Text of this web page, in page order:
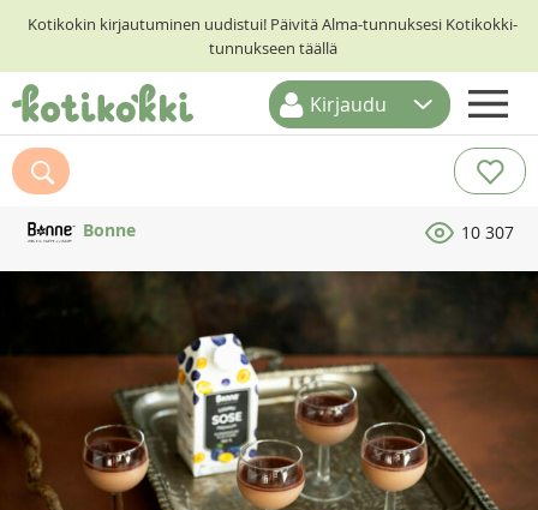
Kotikokin kirjautuminen uudistui! Päivitä Alma-tunnuksesi Kotikokki-
tunnukseen täällä
ETUSIVU
RESEPTIHAKU
RUOKATEEMAT
KESKUSTELUT
Kirjaudu
Bonne 10 307